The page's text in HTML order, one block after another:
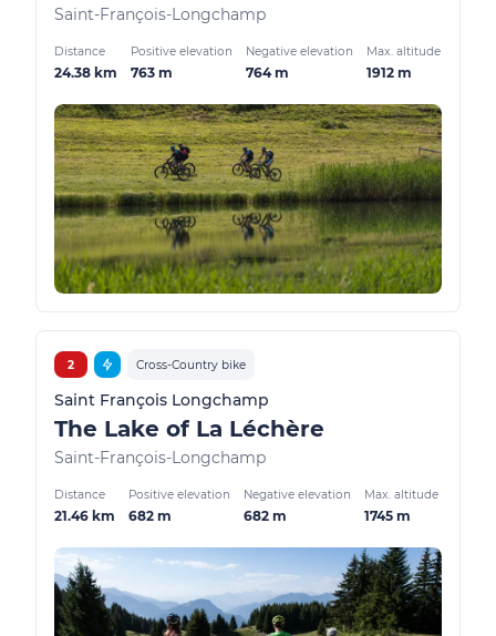
Saint-François-Longchamp
Distance
24.38 km
Positive elevation
763 m
Negative elevation
764 m
Max. altitude
1912 m
2 Cross-Country bike
Saint François Longchamp
The Lake of La Léchère
Saint-François-Longchamp
Distance
21.46 km
Positive elevation
682 m
Negative elevation
682 m
Max. altitude
1745 m